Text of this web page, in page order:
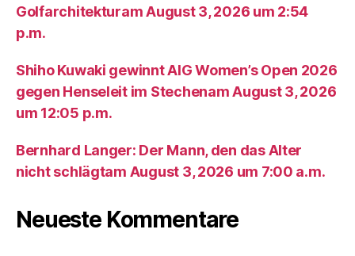
Golfarchitekturam August 3, 2026 um 2:54
p.m.
Shiho Kuwaki gewinnt AIG Women’s Open 2026
gegen Henseleit im Stechenam August 3, 2026
um 12:05 p.m.
Bernhard Langer: Der Mann, den das Alter
nicht schlägtam August 3, 2026 um 7:00 a.m.
Neueste Kommentare